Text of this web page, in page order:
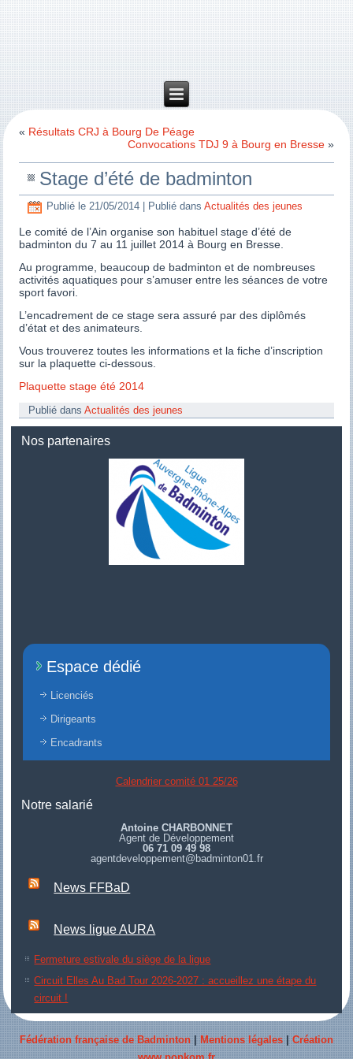
« Résultats CRJ à Bourg De Péage
Convocations TDJ 9 à Bourg en Bresse»
Stage d’été de badminton
Publié le 21/05/2014 Publié dans Actualités des jeunes
Le comité de l’Ain organise son habituel stage d’été de
badminton du 7 au 11 juillet 2014 à Bourg en Bresse.
Au programme, beaucoup de badminton et de nombreuses
activités aquatiques pour s’amuser entre les séances de votre
sport favori.
L’encadrement de ce stage sera assuré par des diplômés
d’état et des animateurs.
Vous trouverez toutes les informations et la fiche d’inscription
sur la plaquette ci-dessous.
Plaquette stage été 2014
Publié dans Actualités des jeunes
Nos partenaires
Espace dédié
Licenciés
Dirigeants
Encadrants
Calendrier comité 01 25/26
Notre salarié
Antoine CHARBONNET
Agent de Développement
06 71 09 49 98
agentdeveloppement@badminton01.fr
News FFBaD
News ligue AURA
Fermeture estivale du siège de la ligue
Circuit Elles Au Bad Tour 2026-2027 : accueillez une étape du
circuit !
Fédération française de Badminton Mentions légales
Création